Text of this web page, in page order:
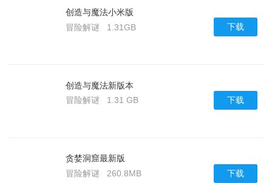
创造与魔法小米版
冒险解谜
1.31GB 下载
创造与魔法新版本
冒险解谜
1.31 GB 下载
贪婪洞窟最新版
冒险解谜
260.8MB 下载